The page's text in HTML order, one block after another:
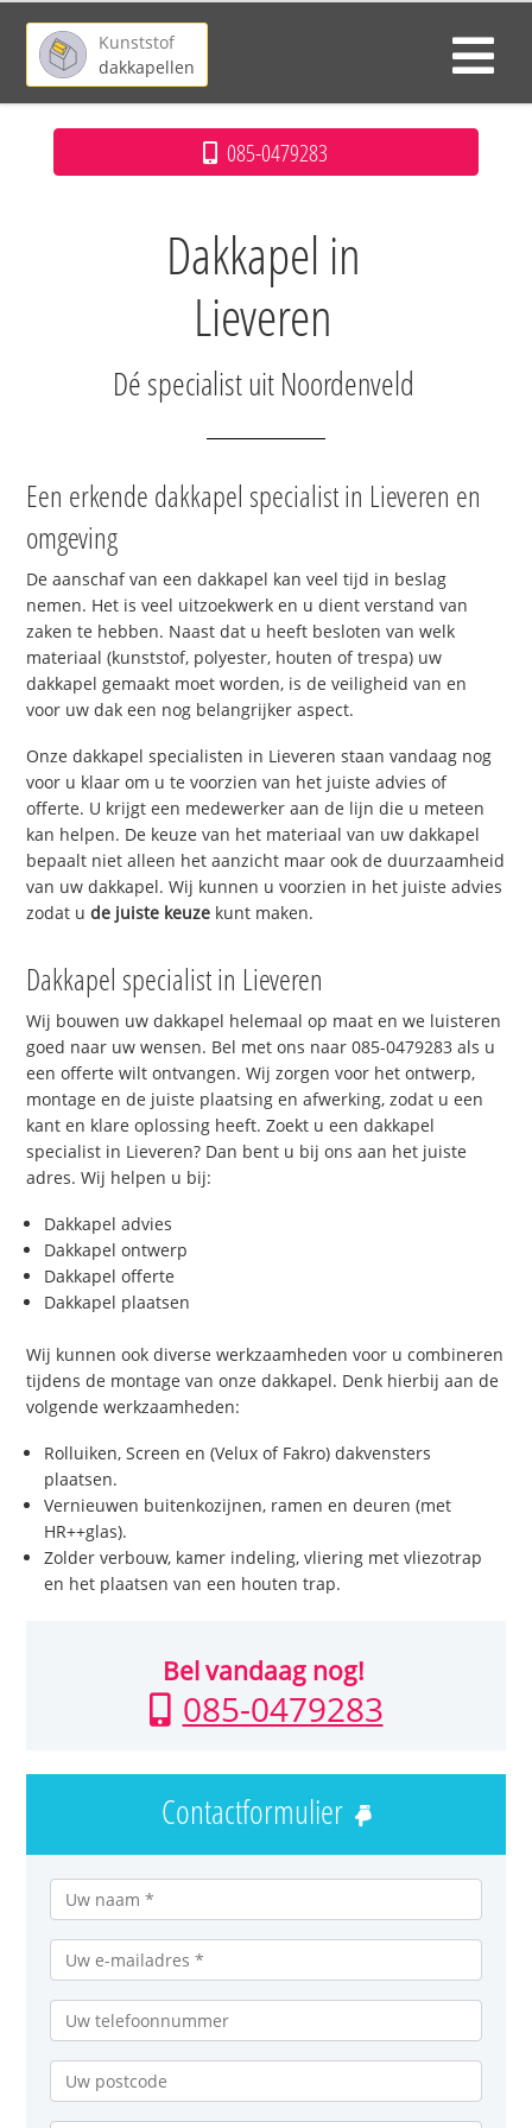
Kunststof
dakkapellen
085-0479283
Dakkapel in
Lieveren
Dé specialist uit Noordenveld
Een erkende dakkapel specialist in Lieveren en
omgeving
De aanschaf van een dakkapel kan veel tijd in beslag
nemen. Het is veel uitzoekwerk en u dient verstand van
zaken te hebben. Naast dat u heeft besloten van welk
materiaal (kunststof, polyester, houten of trespa) uw
dakkapel gemaakt moet worden, is de veiligheid van en
voor uw dak een nog belangrijker aspect.
Onze dakkapel specialisten in Lieveren staan vandaag nog
voor u klaar om u te voorzien van het juiste advies of
offerte. U krijgt een medewerker aan de lijn die u meteen
kan helpen. De keuze van het materiaal van uw dakkapel
bepaalt niet alleen het aanzicht maar ook de duurzaamheid
van uw dakkapel. Wij kunnen u voorzien in het juiste advies
zodat ude juiste keuze kunt maken.
Dakkapel specialist in Lieveren
Wij bouwen uw dakkapel helemaal op maat en we luisteren
goed naar uw wensen. Bel met ons naar 085-0479283 als u
een offerte wilt ontvangen. Wij zorgen voor het ontwerp,
montage en de juiste plaatsing en afwerking, zodat u een
kant en klare oplossing heeft. Zoekt u een dakkapel
specialist in Lieveren? Dan bent u bij ons aan het juiste
adres. Wij helpen u bij:
Dakkapel advies
Dakkapel ontwerp
Dakkapel offerte
Dakkapel plaatsen
Wij kunnen ook diverse werkzaamheden voor u combineren
tijdens de montage van onze dakkapel. Denk hierbij aan de
volgende werkzaamheden:
Rolluiken, Screen en (Velux of Fakro) dakvensters
plaatsen.
Vernieuwen buitenkozijnen, ramen en deuren (met
HR++glas).
Zolder verbouw, kamer indeling, vliering met vliezotrap
en het plaatsen van een houten trap.
Bel vandaag nog!
085-0479283
Contactformulier